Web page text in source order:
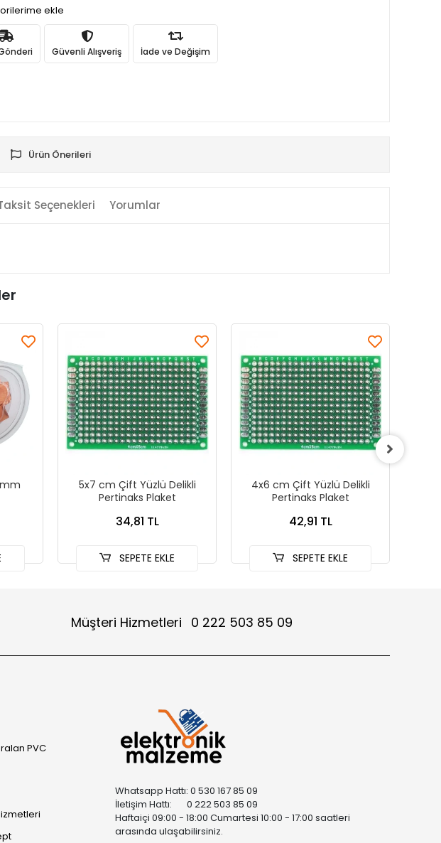
ekle
Gönderi Güvenli Alışveriş İade ve Değişim
Ürün Önerileri
Seçenekleri Yorumlar
mm
5x7 cm Çift Yüzlü Delikli
Pertinaks Plaket
34,81 TL
SEPETE EKLE
4x6 cm Çift Yüzlü Delikli
Pertinaks Plaket
42,91 TL
SEPETE EKLE
Müşteri Hizmetleri 0 222 503 85 09
PVC
Whatsapp Hattı: 0 530 167 85 09
İletişim Hattı: 0 222 503 85 09
Haftaiçi 09:00 - 18:00 Cumartesi 10:00 - 17:00 saatleri
arasında ulaşabilirsiniz.